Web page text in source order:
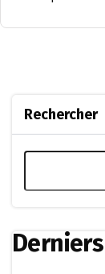
Rechercher